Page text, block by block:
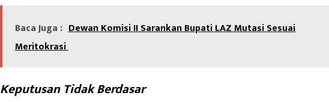
Baca Juga : Dewan Komisi II Sarankan Bupati LAZ Mutasi Sesuai
Meritokrasi
Keputusan Tidak Berdasar